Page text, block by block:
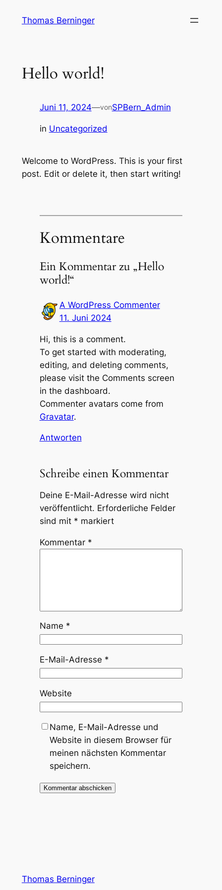
InhaltThomas Berninger
Hello world!
Juni 11, 2024—vonSPBern_Admin
in Uncategorized
Welcome to WordPress. This is your first
post. Edit or delete it, then start writing!
Kommentare
Ein Kommentar zu „Hello
world!“
A WordPress Commenter
11. Juni 2024
Hi, this is a comment.
To get started with moderating,
editing, and deleting comments,
please visit the Comments screen
in the dashboard.
Commenter avatars come from
Gravatar.
Antworten
Schreibe einen Kommentar
Deine E-Mail-Adresse wird nicht
veröffentlicht. Erforderliche Felder
sind mit * markiert
Kommentar *
Name *
E-Mail-Adresse *
Website
Name, E-Mail-Adresse und
Website in diesem Browser für
meinen nächsten Kommentar
speichern.
Thomas Berninger